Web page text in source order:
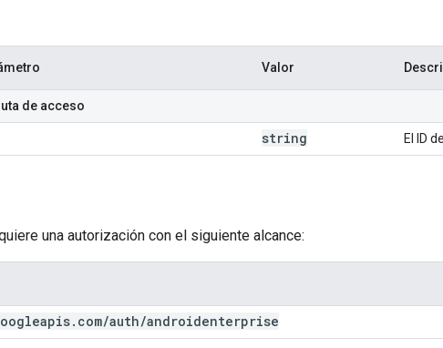
Valor
de acceso
string El ID
una autorización con el siguiente alcance:
. com/auth/androidenterprise